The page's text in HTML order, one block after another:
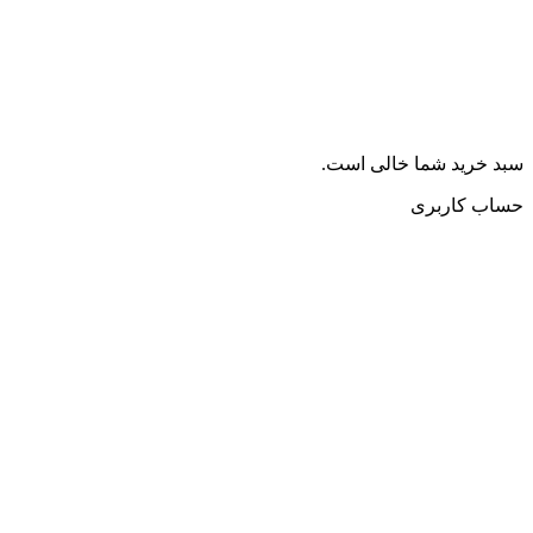
سبد خرید شما خالی است.
حساب کاربری